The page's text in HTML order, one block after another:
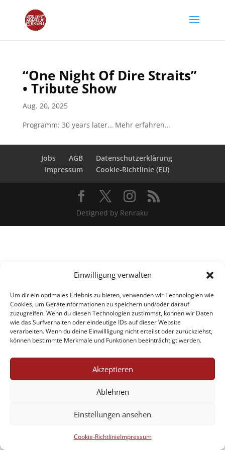
Einwilligung verwalten
Um dir ein optimales Erlebnis zu bieten, verwenden wir Technologien wie
Cookies, um Geräteinformationen zu speichern und/oder darauf
zuzugreifen. Wenn du diesen Technologien zustimmst, können wir Daten
wie das Surfverhalten oder eindeutige IDs auf dieser Website
verarbeiten. Wenn du deine Einwillligung nicht erteilst oder zurückziehst,
können bestimmte Merkmale und Funktionen beeinträchtigt werden.
Akzeptieren
Ablehnen
Einstellungen ansehen
Cookie-RichtlinieImpressum
“One Night Of Dire Straits”
• Tribute Show
Aug. 20, 2025
Programm: 30 years later… Mehr erfahren…
Jobs AGB
Datenschutzerklärung
Impressum
Cookie-Richtlinie (EU)
Designed by Renraku